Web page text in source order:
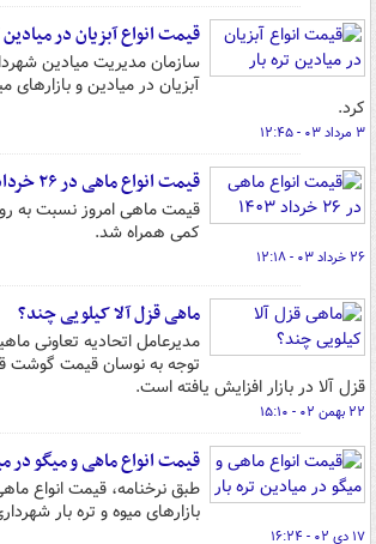
قیمت انواع آبزیان در میادین
سازمان مدیریت میادین
آبزیان در میادین و بازارهای
کرد.
۳ مرداد ۰۳ - ۱۲:۴۵
قیمت انواع ماهی در ۲۶ خرداد ۱۴۰۳
قیمت ماهی امروز نسبت به
کمی همراه شد.
۲۶ خرداد ۰۳ - ۱۲:۱۸
ماهی قزل آلا کیلویی چند؟
مدیرعامل اتحادیه تعاونی
توجه به نوسان قیمت گوشت
قزل آلا در بازار افزایش یافته است.
۲۲ بهمن ۰۲ - ۱۵:۱۰
قیمت انواع ماهی و میگو در
طبق نرخنامه، قیمت انواع
بازارهای میوه و تره بار
۱۷ دی ۰۲ - ۱۶:۲۴